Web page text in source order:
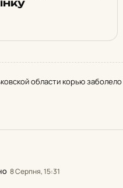
области корью
8 Серпня, 15:31